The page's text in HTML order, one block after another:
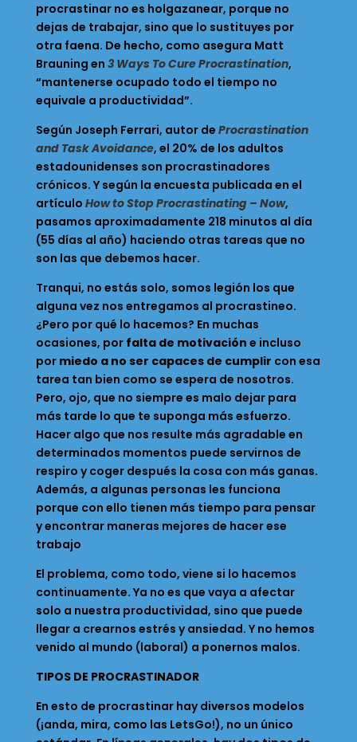
procrastinar no es holgazanear, porque no
dejas de trabajar, sino que lo sustituyes por
otra faena. De hecho, como asegura Matt
Brauning en 3 Ways To Cure Procrastination,
“mantenerse ocupado todo el tiempo no
equivale a productividad”.
Según Joseph Ferrari, autor de Procrastination
and Task Avoidance, el 20% de los adultos
estadounidenses son procrastinadores
crónicos. Y según la encuesta publicada en el
artículo How to Stop Procrastinating – Now,
pasamos aproximadamente 218 minutos al día
(55 días al año) haciendo otras tareas que no
son las que debemos hacer.
Tranqui, no estás solo, somos legión los que
alguna vez nos entregamos al procrastineo.
¿Pero por qué lo hacemos? En muchas
ocasiones, por falta de motivación e incluso
por miedo a no ser capaces de cumplir con esa
tarea tan bien como se espera de nosotros.
Pero, ojo, que no siempre es malo dejar para
más tarde lo que te suponga más esfuerzo.
Hacer algo que nos resulte más agradable en
determinados momentos puede servirnos de
respiro y coger después la cosa con más ganas.
Además, a algunas personas les funciona
porque con ello tienen más tiempo para pensar
y encontrar maneras mejores de hacer ese
trabajo
El problema, como todo, viene si lo hacemos
continuamente. Ya no es que vaya a afectar
solo a nuestra productividad, sino que puede
llegar a crearnos estrés y ansiedad. Y no hemos
venido al mundo (laboral) a ponernos malos.
TIPOS DE PROCRASTINADOR
En esto de procrastinar hay diversos modelos
(¡anda, mira, como las LetsGo!), no un único